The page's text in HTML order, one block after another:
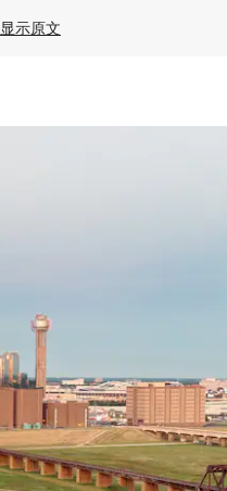
显示原文